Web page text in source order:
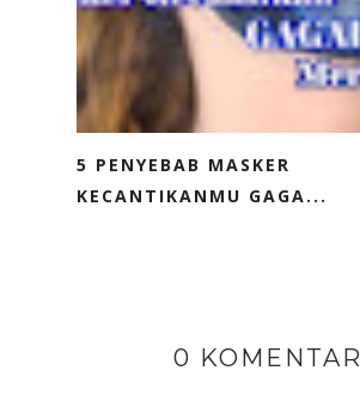
5 PENYEBAB MASKER
KECANTIKANMU GAGA...
0 KOMENTAR